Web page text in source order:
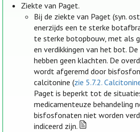
Ziekte van Paget.
Bij de ziekte van Paget (syn.
enerzijds een te sterke
te sterke botopbouw, met als
en verdikkingen van het bot.
hebben geen klachten. De
wordt afgeremd door
calcitonine (zie 5.7.2.
Paget is beperkt tot de
medicamenteuze behandeling
bisfosfonaten niet worden
indiceerd zijn.